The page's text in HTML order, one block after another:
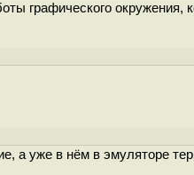
графического окружения,
а уже в нём в эмуляторе